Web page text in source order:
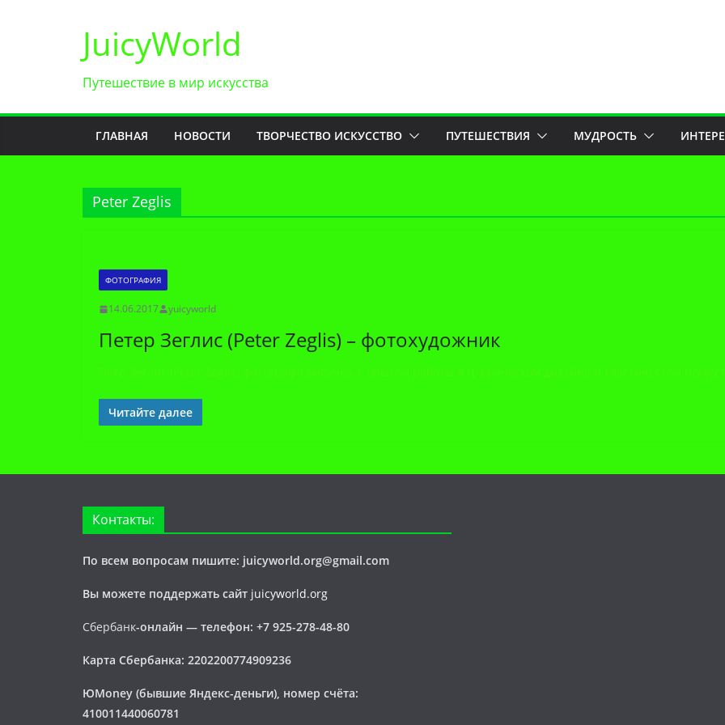
содержимомуJuicyWorld
Путешествие в мир искусства
ГЛАВНАЯ НОВОСТИ ТВОРЧЕСТВО ИСКУССТВО ПУТЕШЕСТВИЯ МУДРОСТЬ
Peter Zeglis
ФОТОГРАФИЯ
14.06.2017 yuicyworld
Петер Зеглис (Peter Zeglis) – фотохудожник
Читайте далее
Контакты:
По всем вопросам пишите: juicyworld.org@gmail.com
Вы можете поддержать сайт juicyworld.org
Сбербанк-онлайн — телефон: +7 925-278-48-80
Карта Сбербанка: 2202200774909236
ЮMoney (бывшие Яндекс-деньги), номер счёта:
410011440060781